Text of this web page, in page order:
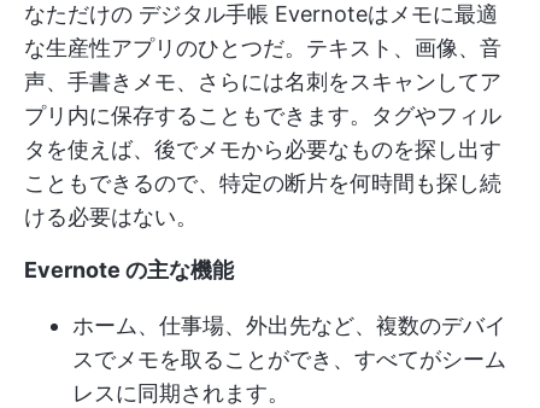
なただけの デジタル手帳 Evernoteはメモに最適
な生産性アプリのひとつだ。テキスト、画像、音
声、手書きメモ、さらには名刺をスキャンしてア
プリ内に保存することもできます。タグやフィル
タを使えば、後でメモから必要なものを探し出す
こともできるので、特定の断片を何時間も探し続
ける必要はない。
Evernote の主な機能
ホーム、仕事場、外出先など、複数のデバイ
スでメモを取ることができ、すべてがシーム
レスに同期されます。